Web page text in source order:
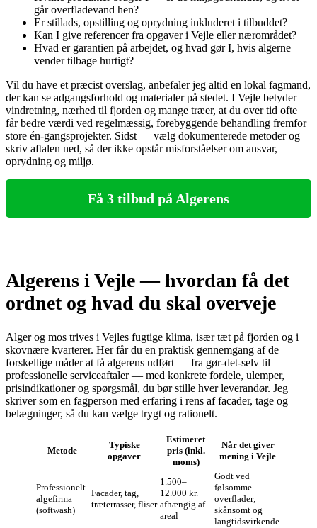
går overfladevand hen?
Er stillads, opstilling og oprydning inkluderet i tilbuddet?
Kan I give referencer fra opgaver i Vejle eller nærområdet?
Hvad er garantien på arbejdet, og hvad gør I, hvis algerne
vender tilbage hurtigt?
Vil du have et præcist overslag, anbefaler jeg altid en lokal fagmand,
der kan se adgangsforhold og materialer på stedet. I Vejle betyder
vindretning, nærhed til fjorden og mange træer, at du over tid ofte
får bedre værdi ved regelmæssig, forebyggende behandling fremfor
store én‑gangsprojekter. Sidst — vælg dokumenterede metoder og
skriv aftalen ned, så der ikke opstår misforståelser om ansvar,
oprydning og miljø.
Få 3 tilbud på Algerens
Algerens i Vejle — hvordan få det
ordnet og hvad du skal overveje
Alger og mos trives i Vejles fugtige klima, især tæt på fjorden og i
skovnære kvarterer. Her får du en praktisk gennemgang af de
forskellige måder at få algerens udført — fra gør‑det‑selv til
professionelle serviceaftaler — med konkrete fordele, ulemper,
prisindikationer og spørgsmål, du bør stille hver leverandør. Jeg
skriver som en fagperson med erfaring i rens af facader, tage og
belægninger, så du kan vælge trygt og rationelt.
Metode
Typiske
opgaver
Estimeret
pris (inkl.
moms)
Når det giver
mening i Vejle
Professionelt
algefirma
(softwash)
Facader, tag,
træterrasser, fliser
1.500–
12.000 kr.
afhængig af
areal
Godt ved
følsomme
overflader;
skånsomt og
langtidsvirkende